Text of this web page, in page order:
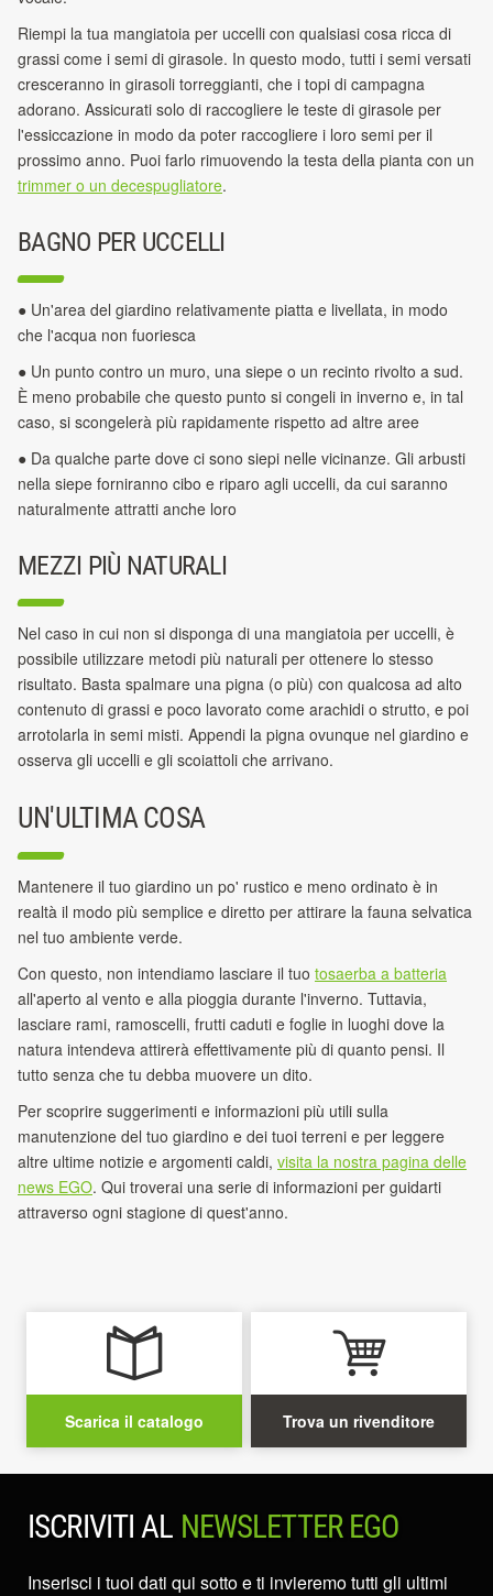
Riempi la tua mangiatoia per uccelli con qualsiasi cosa ricca di
grassi come i semi di girasole. In questo modo, tutti i semi versati
cresceranno in girasoli torreggianti, che i topi di campagna
adorano. Assicurati solo di raccogliere le teste di girasole per
l'essiccazione in modo da poter raccogliere i loro semi per il
prossimo anno. Puoi farlo rimuovendo la testa della pianta con un
trimmer o un decespugliatore.
BAGNO PER UCCELLI
● Un'area del giardino relativamente piatta e livellata, in modo
che l'acqua non fuoriesca
● Un punto contro un muro, una siepe o un recinto rivolto a sud.
È meno probabile che questo punto si congeli in inverno e, in tal
caso, si scongelerà più rapidamente rispetto ad altre aree
● Da qualche parte dove ci sono siepi nelle vicinanze. Gli arbusti
nella siepe forniranno cibo e riparo agli uccelli, da cui saranno
naturalmente attratti anche loro
MEZZI PIÙ NATURALI
Nel caso in cui non si disponga di una mangiatoia per uccelli, è
possibile utilizzare metodi più naturali per ottenere lo stesso
risultato. Basta spalmare una pigna (o più) con qualcosa ad alto
contenuto di grassi e poco lavorato come arachidi o strutto, e poi
arrotolarla in semi misti. Appendi la pigna ovunque nel giardino e
osserva gli uccelli e gli scoiattoli che arrivano.
UN'ULTIMA COSA
Mantenere il tuo giardino un po' rustico e meno ordinato è in
realtà il modo più semplice e diretto per attirare la fauna selvatica
nel tuo ambiente verde.
Con questo, non intendiamo lasciare il tuo tosaerba a batteria
all'aperto al vento e alla pioggia durante l'inverno. Tuttavia,
lasciare rami, ramoscelli, frutti caduti e foglie in luoghi dove la
natura intendeva attirerà effettivamente più di quanto pensi. Il
tutto senza che tu debba muovere un dito.
Per scoprire suggerimenti e informazioni più utili sulla
manutenzione del tuo giardino e dei tuoi terreni e per leggere
altre ultime notizie e argomenti caldi, visita la nostra pagina delle
news EGO. Qui troverai una serie di informazioni per guidarti
attraverso ogni stagione di quest'anno.
Scarica il catalogo Trova un rivenditore
ISCRIVITI AL NEWSLETTER EGO
Inserisci i tuoi dati qui sotto e ti invieremo tutti gli ultimi